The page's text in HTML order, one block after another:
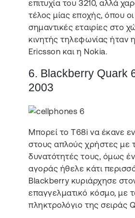
επιτυχία του 3210, αλλά
τέλος μίας εποχής, όπου
σημαντικές εταιρίες στο
κινητής τηλεφωνίας ήταν
Ericsson και η Nokia.
6. Blackberry Quark
2003
Μπορεί το T68i να έκανε
στους απλούς χρήστες με
δυνατότητές τους, όμως
αγοράς ήθελε κάτι
Blackberry κυριάρχησε
επαγγελματικό κόσμο, με
πληκτρολόγιο της σειράς